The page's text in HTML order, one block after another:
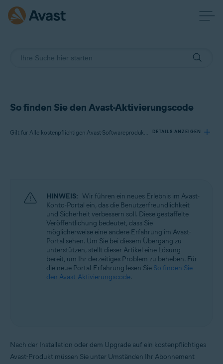
So finden Sie den Avast-Aktivierungscode
Gilt für Alle kostenpflichtigen Avast-Softwareprodukte DETAILS ANZEIGEN
Betriebssysteme:
Alle unterstützten Betriebssysteme
HINWEIS: Wir führen ein neues Erlebnis im Avast-
Konto-Portal ein, das die Benutzerfreundlichkeit
und Sicherheit verbessern soll. Diese gestaffelte
Veröffentlichung bedeutet, dass Sie
möglicherweise eine andere Erfahrung im Avast-
Portal sehen. Um Sie bei diesem Übergang zu
unterstützen, stellt dieser Artikel eine Lösung
bereit, um Ihr derzeitiges Problem zu beheben. Für
die neue Portal-Erfahrung lesen Sie So finden Sie
den Avast-Aktivierungscode.
Nach der Installation oder dem Upgrade auf ein kostenpflichtiges
Avast-Produkt müssen Sie unter Umständen Ihr Abonnement